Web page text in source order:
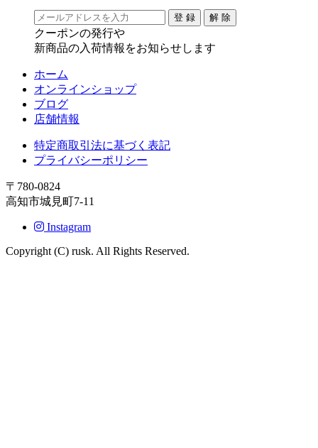
クーポンの発行や
新商品の入荷情報をお知らせします
ホーム
オンラインショップ
ブログ
店舗情報
特定商取引法に基づく表記
プライバシーポリシー
〒780-0824
高知市城見町7-11
Instagram
Copyright (C) rusk. All Rights Reserved.